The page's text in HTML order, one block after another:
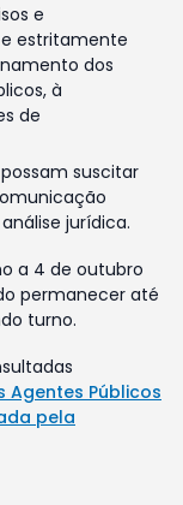
e
estritamente
dos
à
de
suscitar
jurídica.
a 4 de outubro
permanecer até
turno.
Públicos
pela